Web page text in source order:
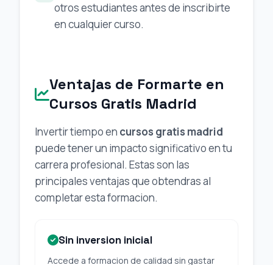
otros estudiantes antes de inscribirte
en cualquier curso.
Ventajas de Formarte en
Cursos Gratis Madrid
Invertir tiempo en cursos gratis madrid
puede tener un impacto significativo en tu
carrera profesional. Estas son las
principales ventajas que obtendras al
completar esta formacion.
Sin inversion inicial
Accede a formacion de calidad sin gastar